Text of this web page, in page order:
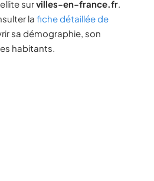
survilles-en-france.fr.
la fiche détaillée de
sa démographie, son
habitants.